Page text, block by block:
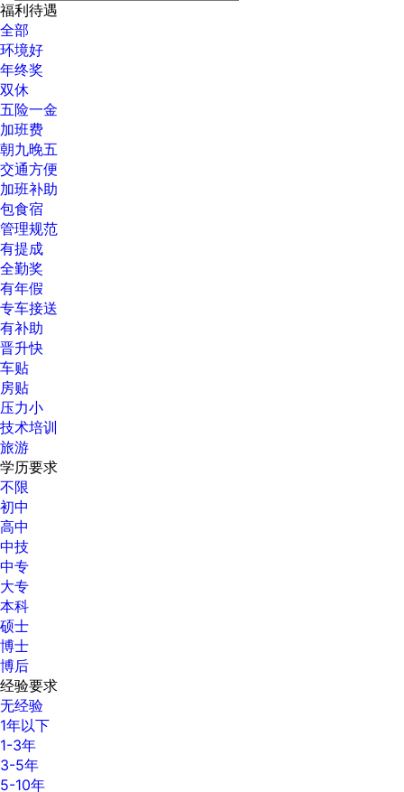
福利待遇
全部
环境好
年终奖
双休
五险一金
加班费
朝九晚五
交通方便
加班补助
包食宿
管理规范
有提成
全勤奖
有年假
专车接送
有补助
晋升快
车贴
房贴
压力小
技术培训
旅游
学历要求
不限
初中
高中
中技
中专
大专
本科
硕士
博士
博后
经验要求
无经验
1年以下
1-3年
3-5年
5-10年